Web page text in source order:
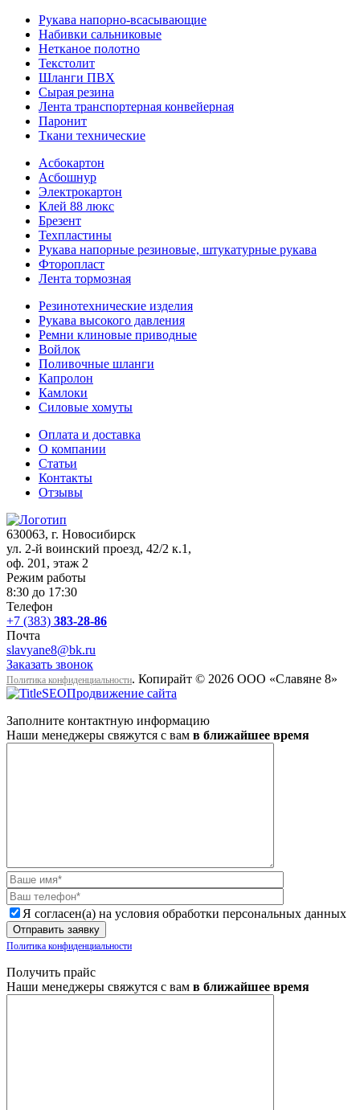
Рукава напорно-всасывающие
Набивки сальниковые
Нетканое полотно
Текстолит
Шланги ПВХ
Сырая резина
Лента транспортерная конвейерная
Паронит
Ткани технические
Асбокартон
Асбошнур
Электрокартон
Клей 88 люкс
Брезент
Техпластины
Рукава напорные резиновые, штукатурные рукава
Фторопласт
Лента тормозная
Резинотехнические изделия
Рукава высокого давления
Ремни клиновые приводные
Войлок
Поливочные шланги
Капролон
Камлоки
Силовые хомуты
Оплата и доставка
О компании
Статьи
Контакты
Отзывы
630063, г. Новосибирск
ул. 2-й воинский проезд, 42/2 к.1 ,
оф. 201, этаж 2
Режим работы
8:30 до 17:30
Телефон
+7 (383) 383-28-86
Почта
slavyane8@bk.ru
Заказать звонок
Политика конфиденциальности. Копирайт © 2026 ООО «Cлавяне 8»
Продвижение сайта
Заполните контактную информацию
Наши менеджеры свяжутся с вам в ближайшее время
Я согласен(а) на условия обработки персональных данных
Политика конфиденциальности
Получить прайс
Наши менеджеры свяжутся с вам в ближайшее время